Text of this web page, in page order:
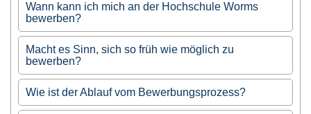
Wann kann ich mich an der Hochschule Worms
bewerben?
Unsere Bewerbungsfristen finden Sie hier
Macht es Sinn, sich so früh wie möglich zu
bewerben?
Ja, je eher Sie sich bewerben desto früher können wir Ihre
Bewerbung bearbeiten, d.h. Sie können unter Umständen
Wie ist der Ablauf vom Bewerbungsprozess?